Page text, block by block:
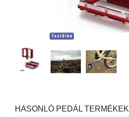
HASONLÓ PEDÁL TERMÉKEK